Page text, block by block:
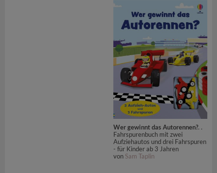
Wer gewinnt das Autorennen?. .
Fahrspurenbuch mit zwei
Aufziehautos und drei Fahrspuren
- für Kinder ab 3 Jahren
von Sam Taplin